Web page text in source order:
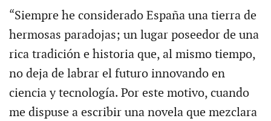
“Siempre he considerado España una tierra de
hermosas paradojas; un lugar poseedor de una
rica tradición e historia que, al mismo tiempo,
no deja de labrar el futuro innovando en
ciencia y tecnología. Por este motivo, cuando
me dispuse a escribir una novela que mezclara